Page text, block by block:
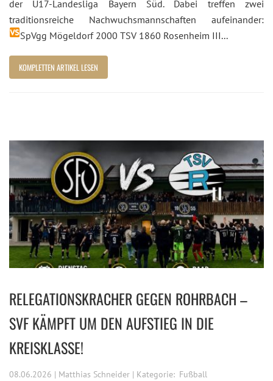
der U17-Landesliga Bayern Süd. Dabei treffen zwei
traditionsreiche Nachwuchsmannschaften aufeinander:
SpVgg Mögeldorf 2000TSV 1860 Rosenheim III...
KOMPLETTEN ARTIKEL LESEN
RELEGATIONSKRACHER GEGEN ROHRBACH –
SVF KÄMPFT UM DEN AUFSTIEG IN DIE
KREISKLASSE!
08.06.2026 | Matthias Schneider | Kategorie: Fußball